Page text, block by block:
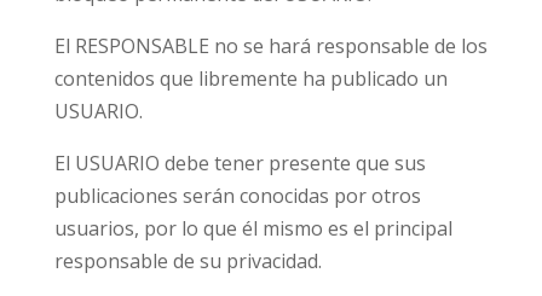
El RESPONSABLE no se hará responsable de los
contenidos que libremente ha publicado un
USUARIO.
El USUARIO debe tener presente que sus
publicaciones serán conocidas por otros
usuarios, por lo que él mismo es el principal
responsable de su privacidad.